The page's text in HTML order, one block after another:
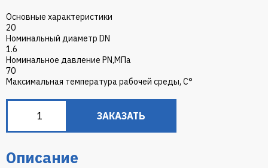
Основные характеристики
20
Номинальный диаметр DN
1.6
Номинальное давление PN,МПа
70
Максимальная температура рабочей среды, С°
ЗАКАЗАТЬ
Описание